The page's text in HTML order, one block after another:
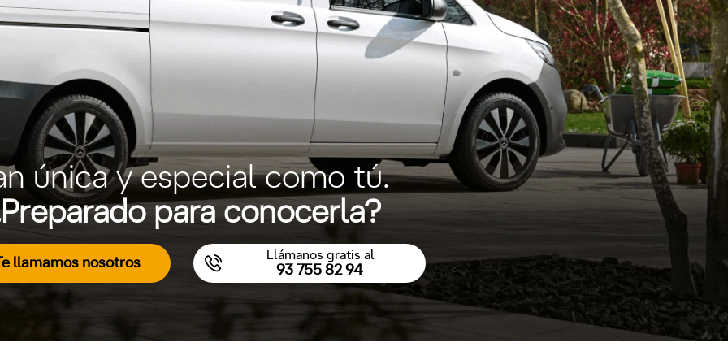
única y especial como tú.
para conocerla?
llamamos nosotros
Llámanos gratis al
93 755 82 94